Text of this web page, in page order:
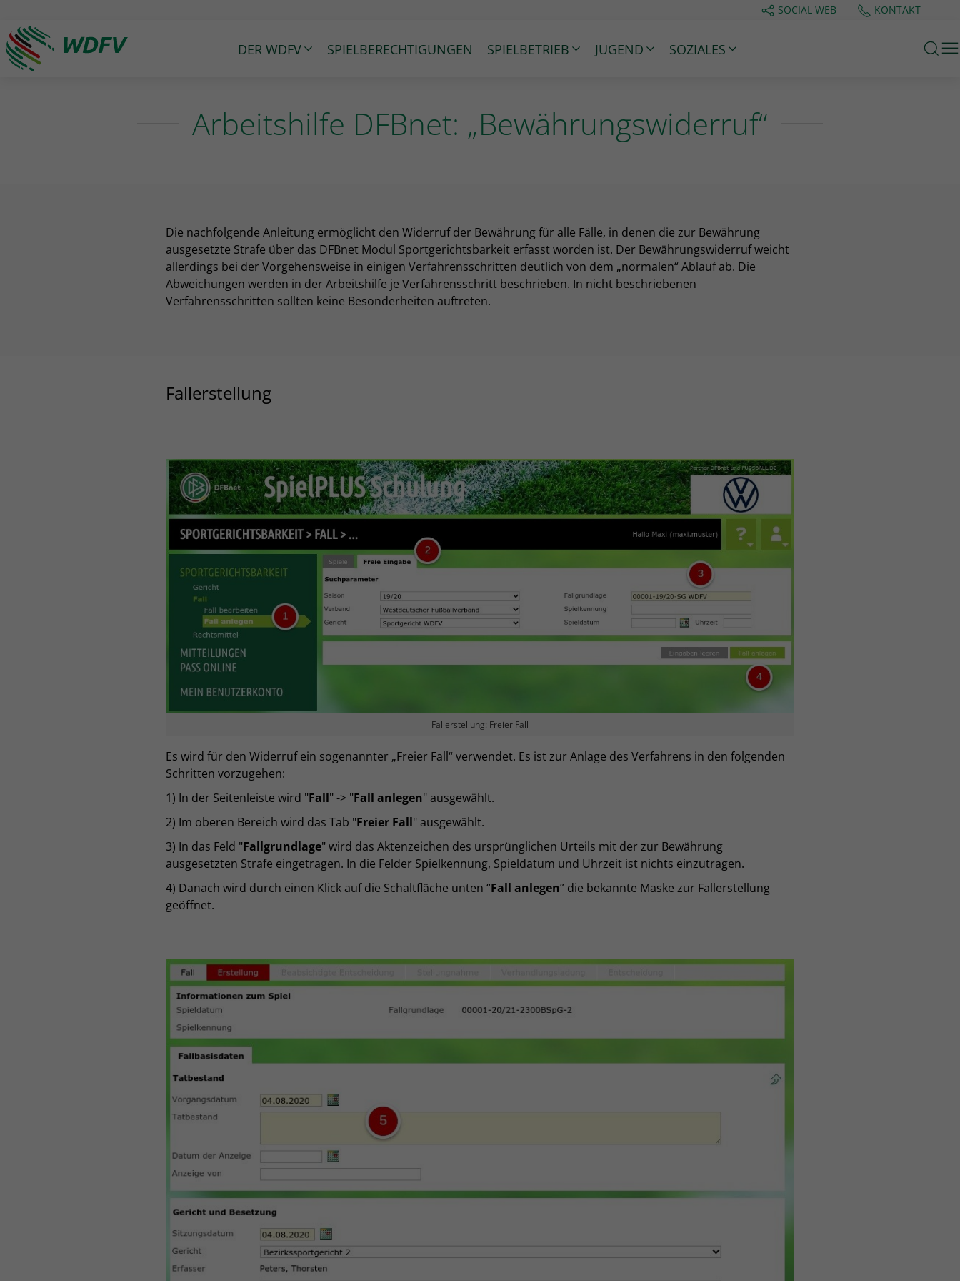
SOCIAL WEB KONTAKT
Logo: wdfv führt zur Starseite
DER WDFV SPIELBERECHTIGUNGEN SPIELBETRIEB JUGEND SOZIALES
Arbeitshilfe DFBnet: „Bewährungswiderruf“
Die nachfolgende Anleitung ermöglicht den Widerruf der Bewährung für alle Fälle, in denen die zur Bewährung
ausgesetzte Strafe über das DFBnet Modul Sportgerichtsbarkeit erfasst worden ist. Der Bewährungswiderruf weicht
allerdings bei der Vorgehensweise in einigen Verfahrensschritten deutlich von dem „normalen“ Ablauf ab. Die
Abweichungen werden in der Arbeitshilfe je Verfahrensschritt beschrieben. In nicht beschriebenen
Verfahrensschritten sollten keine Besonderheiten auftreten.
Fallerstellung
Fallerstellung: Freier Fall
Es wird für den Widerruf ein sogenannter „Freier Fall“ verwendet. Es ist zur Anlage des Verfahrens in den folgenden
Schritten vorzugehen:
1) In der Seitenleiste wird "Fall" -> "Fall anlegen" ausgewählt.
2) Im oberen Bereich wird das Tab "Freier Fall" ausgewählt.
3) In das Feld "Fallgrundlage" wird das Aktenzeichen des ursprünglichen Urteils mit der zur Bewährung
ausgesetzten Strafe eingetragen. In die Felder Spielkennung, Spieldatum und Uhrzeit ist nichts einzutragen.
4) Danach wird durch einen Klick auf die Schaltfläche unten “Fall anlegen” die bekannte Maske zur Fallerstellung
geöffnet.